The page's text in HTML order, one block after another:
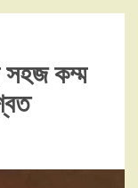
সহজ কম্ম